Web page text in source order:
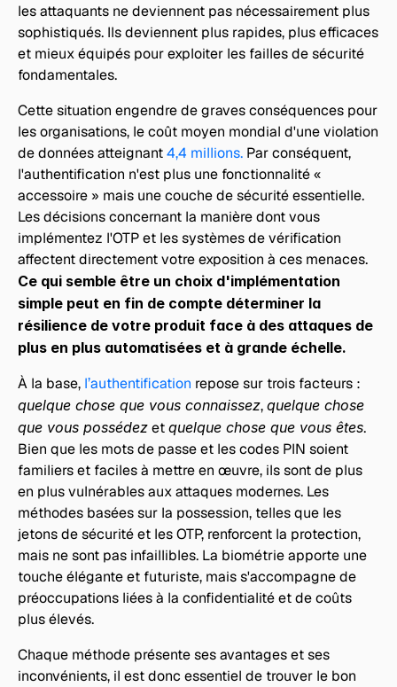
les attaquants ne deviennent pas nécessairement plus
sophistiqués. Ils deviennent plus rapides, plus efficaces
et mieux équipés pour exploiter les failles de sécurité
fondamentales.
Cette situation engendre de graves conséquences pour
les organisations, le coût moyen mondial d'une violation
de données atteignant 4,4 millions. Par conséquent,
l'authentification n'est plus une fonctionnalité «
accessoire » mais une couche de sécurité essentielle.
Les décisions concernant la manière dont vous
implémentez l'OTP et les systèmes de vérification
Ce qui semble être un choix d'implémentation
simple peut en fin de compte déterminer la
résilience de votre produit face à des attaques de
plus en plus automatisées et à grande échelle.
À la base, l’authentification
quelque chose que vous connaissez, quelque chose
que vous possédez et quelque chose que vous êtes.
Bien que les mots de passe et les codes PIN soient
familiers et faciles à mettre en œuvre, ils sont de plus
en plus vulnérables aux attaques modernes. Les
méthodes basées sur la possession, telles que les
jetons de sécurité et les OTP, renforcent la protection,
mais ne sont pas infaillibles. La biométrie apporte une
touche élégante et futuriste, mais s'accompagne de
préoccupations liées à la confidentialité et de coûts
plus élevés.
Chaque méthode présente ses avantages et ses
inconvénients, il est donc essentiel de trouver le bon